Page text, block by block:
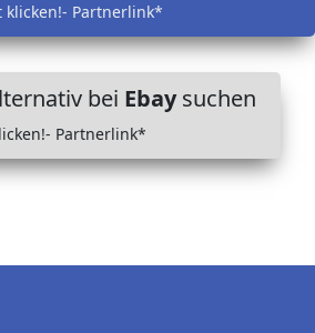
klicken!- Partnerlink*
bei Ebaysuchen
Partnerlink*